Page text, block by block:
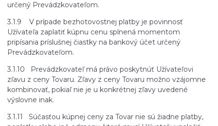
určený Prevádzkovateľom.
3.1.9 V prípade bezhotovostnej platby je povinnosť
Užívateľa zaplatiť kúpnu cenu splnená momentom
pripísania príslušnej čiastky na bankový účet určený
Prevádzkovateľom.
3.1.10 Prevádzkovateľ má právo poskytnúť Užívateľovi
zľavu z ceny Tovaru. Zľavy z ceny Tovaru možno vzájomne
kombinovať, pokiaľ nie je u konkrétnej zľavy uvedené
výslovne inak.
3.1.11 Súčasťou kúpnej ceny za Tovar nie sú žiadne platby,